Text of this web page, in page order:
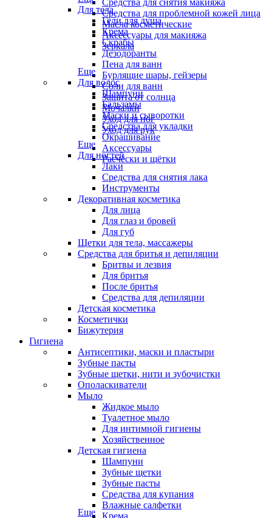
Средства для снятия макияжа
Средства для проблемной кожей лица
Масла косметические
Аксессуары для макияжа
Зеркала
Для тела
Гели для душа
Крема
Скрабы
Дезодоранты
Пена для ванн
Бурлящие шары, гейзеры
Соли для ванн
Защита от солнца
Мочалки
Уход для ног
Уход для рук
Еще
Для волос
Шампуни
Бальзамы
Маски и сыворотки
Средства для укладки
Окрашивание
Аксессуары
Расчёски и щётки
Еще
Для ногтей
Лаки
Средства для снятия лака
Инструменты
Декоративная косметика
Для лица
Для глаз и бровей
Для губ
Щетки для тела, массажеры
Средства для бритья и депиляции
Бритвы и лезвия
Для бритья
После бритья
Средства для депиляции
Детская косметика
Косметички
Бижутерия
Гигиена
Антисептики, маски и пластыри
Зубные пасты
Зубные щетки, нити и зубочистки
Ополаскиватели
Мыло
Жидкое мыло
Туалетное мыло
Для интимной гигиены
Хозяйственное
Детская гигиена
Шампуни
Зубные щетки
Зубные пасты
Средства для купания
Влажные салфетки
Крема
Еще